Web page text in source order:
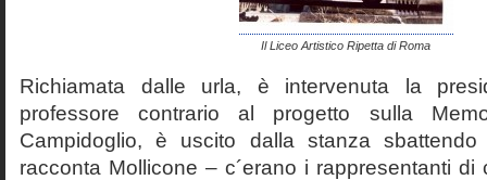
Il Liceo Artistico Ripetta di Roma
Richiamata dalle urla, è intervenuta la
professore contrario al progetto sulla
Campidoglio, è uscito dalla stanza
racconta Mollicone – c´erano i rappresentanti